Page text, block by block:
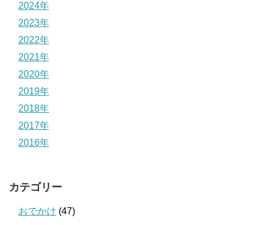
2024年
2023年
2022年
2021年
2020年
2019年
2018年
2017年
2016年
カテゴリー
おでかけ (47)